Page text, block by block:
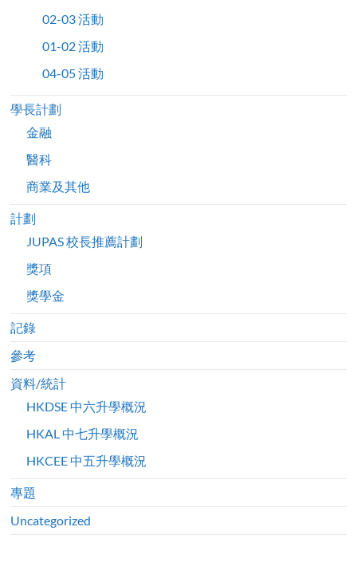
02-03 活動
01-02 活動
04-05 活動
學長計劃
金融
醫科
商業及其他
計劃
JUPAS 校長推薦計劃
獎項
獎學金
記錄
參考
資料/統計
HKDSE 中六升學概況
HKAL 中七升學概況
HKCEE 中五升學概況
專題
Uncategorized